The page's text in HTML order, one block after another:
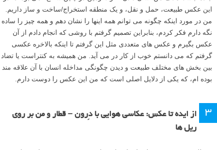
۲
از ایده تا عکس: عکاسی هوایی با دِرون – تضاد بین بخش های
زمین